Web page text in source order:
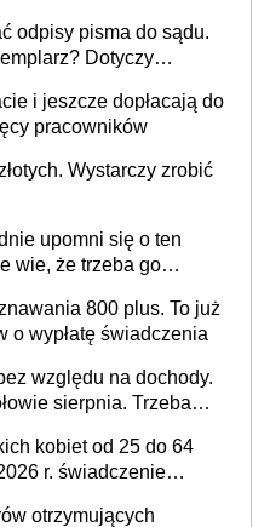
odpisy pisma do sądu.
Dotyczy
i jeszcze dopłacają do
pracowników
Wystarczy zrobić
upomni się o ten
wie, że trzeba go
800 plus. To już
o wypłatę świadczenia
względu na dochody.
sierpnia. Trzeba
kobiet od 25 do 64
r. świadczenie
otrzymujących